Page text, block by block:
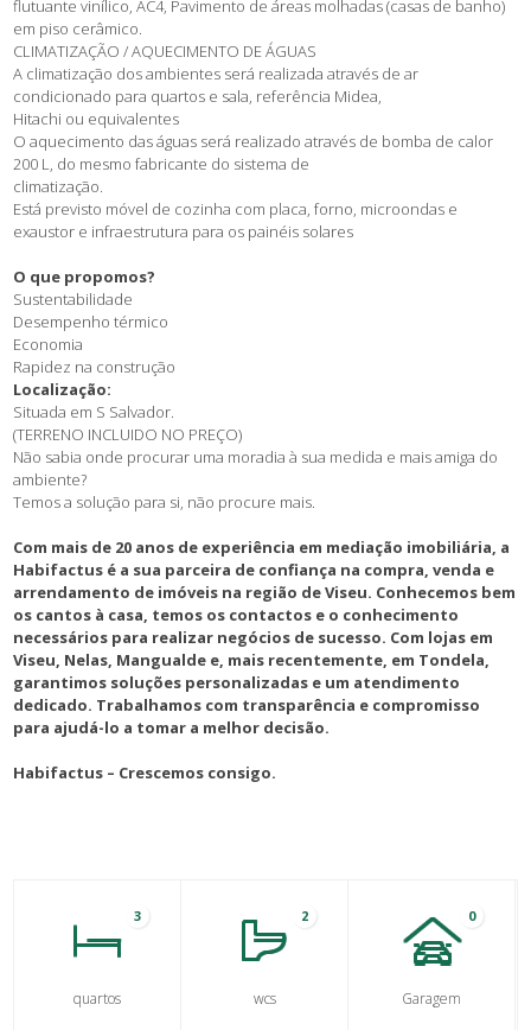
flutuante vinílico, AC4, Pavimento de áreas molhadas (casas de banho)
em piso cerâmico.
CLIMATIZAÇÃO / AQUECIMENTO DE ÁGUAS
A climatização dos ambientes será realizada através de ar
condicionado para quartos e sala, referência Midea,
Hitachi ou equivalentes
O aquecimento das águas será realizado através de bomba de calor
200 L, do mesmo fabricante do sistema de
climatização.
Está previsto móvel de cozinha com placa, forno, microondas e
exaustor e infraestrutura para os painéis solares
O que propomos?
Sustentabilidade
Desempenho térmico
Economia
Rapidez na construção
Localização:
Situada em S Salvador.
(TERRENO INCLUIDO NO PREÇO)
Não sabia onde procurar uma moradia à sua medida e mais amiga do
ambiente?
Temos a solução para si, não procure mais.
Com mais de 20 anos de experiência em mediação imobiliária, a
Habifactus é a sua parceira de confiança na compra, venda e
arrendamento de imóveis na região de Viseu. Conhecemos bem
os cantos à casa, temos os contactos e o conhecimento
necessários para realizar negócios de sucesso. Com lojas em
Viseu, Nelas, Mangualde e, mais recentemente, em Tondela,
garantimos soluções personalizadas e um atendimento
dedicado. Trabalhamos com transparência e compromisso
para ajudá-lo a tomar a melhor decisão.
Habifactus – Crescemos consigo.
3
quartos
2
wcs
0
Garagem